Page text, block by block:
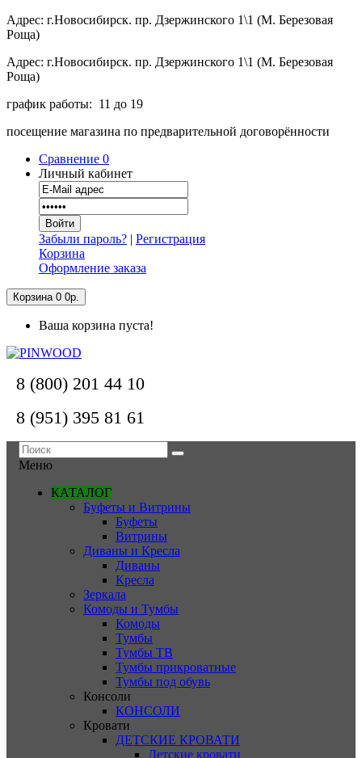
Адрес: г.Новосибирск. пр. Дзержинского 1\1 (М. Березовая
Роща)
Адрес: г.Новосибирск. пр. Дзержинского 1\1 (М. Березовая
Роща)
график работы: 11 до 19
посещение магазина по предварительной договорённости
Сравнение 0
Личный кабинет
Забыли пароль? | Регистрация
Корзина
Оформление заказа
Корзина 0 0р.
Ваша корзина пуста!
8 (800) 201 44 10
8 (951) 395 81 61
Меню
КАТАЛОГ
Буфеты и Витрины
Буфеты
Витрины
Диваны и Кресла
Диваны
Кресла
Зеркала
Комоды и Тумбы
Комоды
Тумбы
Тумбы ТВ
Тумбы прикроватные
Тумбы под обувь
Консоли
КОНСОЛИ
Кровати
ДЕТСКИЕ КРОВАТИ
Детские кровати